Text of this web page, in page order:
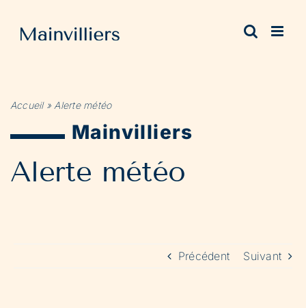
contenu
Accueil» Alerte météo
Mainvilliers
Alerte météo
Précédent Suivant